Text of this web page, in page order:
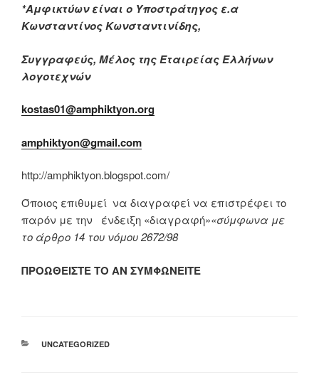
*Αμφικτύων είναι ο Υποστράτηγος ε.α
Κωνσταντίνος Κωνσταντινίδης,
Συγγραφεύς, Μέλος της Εταιρείας Ελλήνων
λογοτεχνών
kostas01@amphiktyon.org
amphiktyon@gmail.com
http://amphiktyon.blogspot.com/
Όποιος επιθυμεί να διαγραφεί να επιστρέφει το
παρόν με την ένδειξη «διαγραφή»«σύμφωνα με
το άρθρο 14 του νόμου 2672/98
ΠΡΟΩΘΕΙΣΤΕ ΤΟ ΑΝ ΣΥΜΦΩΝΕΙΤΕ
ΚΑΤΗΓΟΡΊΕΣ
UNCATEGORIZED